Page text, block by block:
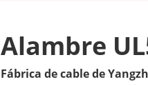
Alambre
Fábrica de cable de